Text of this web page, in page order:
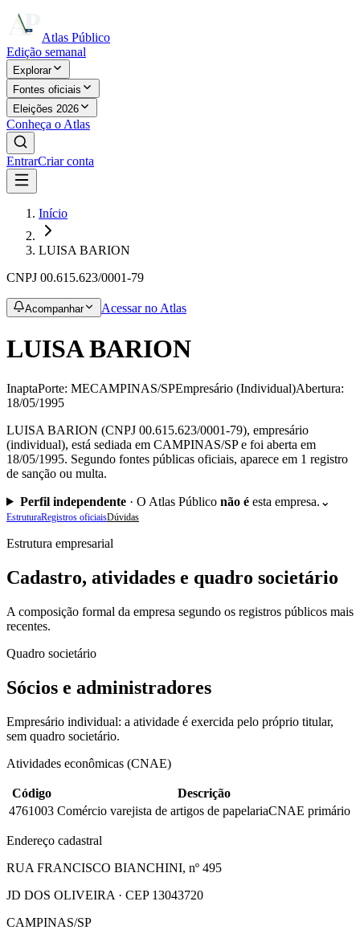
Atlas Público
Edição semanal
Explorar
Fontes oficiais
Eleições 2026
Conheça o Atlas
EntrarCriar conta
Início
LUISA BARION
CNPJ 00.615.623/0001-79
Acompanhar Acessar no Atlas
LUISA BARION
InaptaPorte: MECAMPINAS/SPEmpresário (Individual)Abertura:
18/05/1995
LUISA BARION (CNPJ 00.615.623/0001-79), empresário
(individual), está sediada em CAMPINAS/SP e foi aberta em
18/05/1995. Segundo fontes públicas oficiais, aparece em 1 registro
de sanção ou multa.
Perfil independente· O Atlas Público não éesta empresa. ⌄
EstruturaRegistros oficiaisDúvidas
Estrutura empresarial
Cadastro, atividades e quadro societário
A composição formal da empresa segundo os registros públicos mais
recentes.
Quadro societário
Sócios e administradores
Empresário individual: a atividade é exercida pelo próprio titular,
sem quadro societário.
Atividades econômicas (CNAE)
Código
Descrição
4761003 Comércio varejista de artigos de papelariaCNAE primário
Endereço cadastral
RUA FRANCISCO BIANCHINI, nº 495
JD DOS OLIVEIRA · CEP 13043720
CAMPINAS/SP